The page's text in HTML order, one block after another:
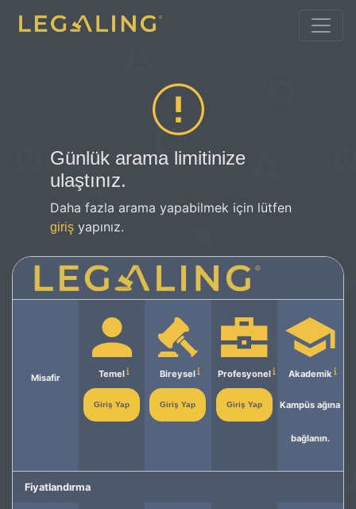
Günlük arama limitinize
ulaştınız.
Daha fazla arama yapabilmek için lütfen
giriş yapınız.
Misafir Temel
Giriş Yap
Bireysel
Giriş Yap
Profesyonel
Giriş Yap
Akademik
Kampüs ağına
bağlanın.
Fiyatlandırma